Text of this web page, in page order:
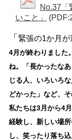
No.37「
いこと」
「 緊張の1か月
4月が終わりました
ね。「長かったな
じる人、いろいろ
どかった」など、
私たちは3月から4
経験し、新しい場
し、笑ったり落ち